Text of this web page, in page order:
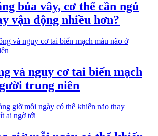
bủa vây, cơ thể cần ngủ
vận động nhiều hơn?
và nguy cơ tai biến mạch
trung niên